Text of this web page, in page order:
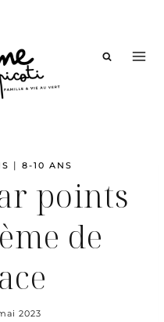
| 8-10 ANS
points
de
2023